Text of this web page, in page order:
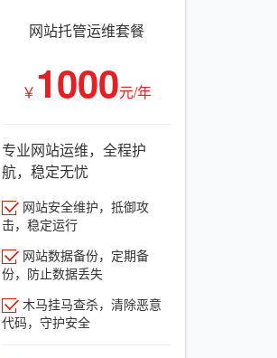
网站托管运维套餐
￥ 1000元/年
专业网站运维，全程护
航，稳定无忧
网站安全维护，抵御攻
击，稳定运行
网站数据备份，定期备
份，防止数据丢失
木马挂马查杀，清除恶意
代码，守护安全